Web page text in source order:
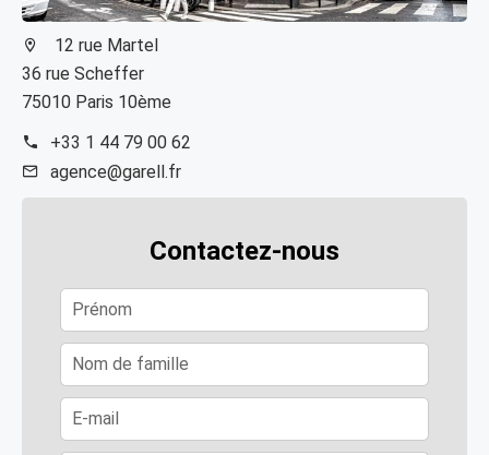
12 rue Martel
36 rue Scheffer
75010 Paris 10ème
+33 1 44 79 00 62
agence@garell.fr
Contactez-nous